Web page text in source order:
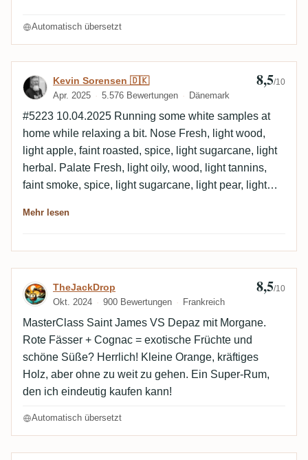
Automatisch übersetzt
Bewertung von Kevin Sorensen 🇩🇰
Kevin Sorensen 🇩🇰
Apr. 2025 5.576 Bewertungen Dänemark
8,5/10
#5223 10.04.2025 Running some white samples at
home while relaxing a bit. Nose Fresh, light wood,
light apple, faint roasted, spice, light sugarcane, light
herbal. Palate Fresh, light oily, wood, light tannins,
faint smoke, spice, light sugarcane, light pear, light
tannins, spice, light citrus, light spicy, berries. Empty
Mehr lesen
Bewertung von TheJackDrop
TheJackDrop
Okt. 2024 900 Bewertungen Frankreich
8,5/10
MasterClass Saint James VS Depaz mit Morgane.
Rote Fässer + Cognac = exotische Früchte und
schöne Süße? Herrlich! Kleine Orange, kräftiges
Holz, aber ohne zu weit zu gehen. Ein Super-Rum,
den ich eindeutig kaufen kann!
Automatisch übersetzt